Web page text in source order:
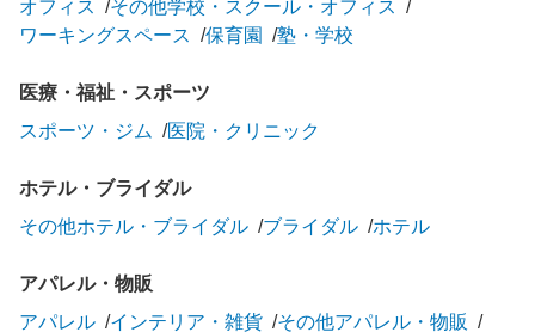
オフィス
その他学校・スクール・オフィス
ワーキングスペース
保育園 塾・学校
医療・福祉・スポーツ
スポーツ・ジム
医院・クリニック
ホテル・ブライダル
その他ホテル・ブライダル
ブライダル ホテル
アパレル・物販
アパレル
インテリア・雑貨 その他アパレル・物販